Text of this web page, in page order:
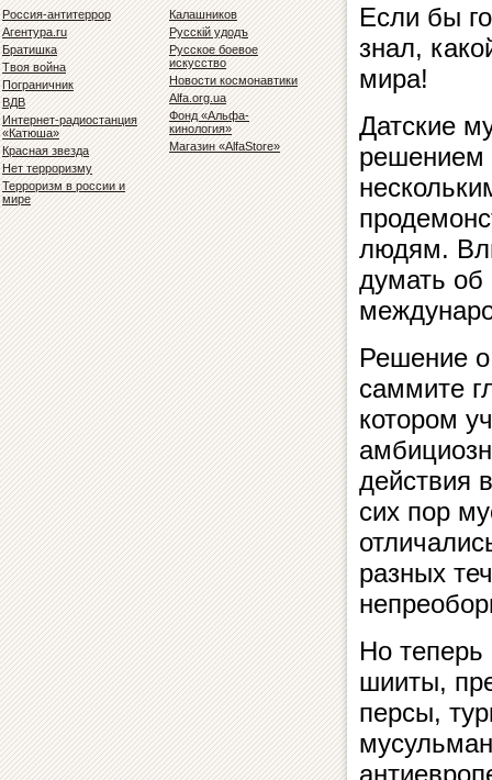
Россия-антитеррор
Агентура.ru
Братишка
Твоя война
Пограничник
ВДВ
Интернет-радиостанция
«Катюша»
Красная звезда
Нет терроризму
Терроризм в россии и
мире
Калашников
Русскiй удодъ
Русское боевое
искусство
Новости космонавтики
Alfa.org.ua
Фонд «Альфа-
кинология»
Магазин «AlfaStore»
Если бы
знал,
мира!
Датские
решением
людям.
думать
Решение
саммите
котором
действия
сих пор
разных
Но теперь
шииты,
персы,